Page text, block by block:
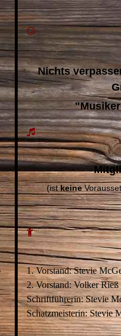
Nichts
(istkeine
1. Vorstand: Stevie
2. Vorstand: Volker Rieß
Schriftführerin: Stevie
Schatzmeisterin: Stevie